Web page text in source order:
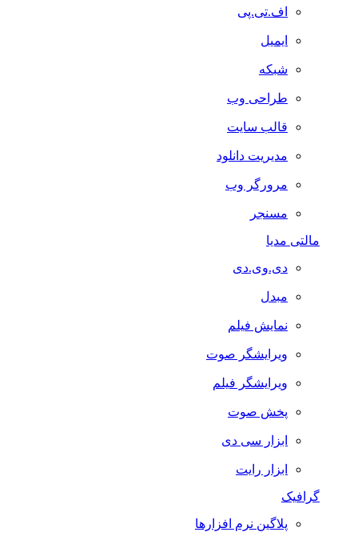
اف.تی.پی
ایمیل
شبکه
طراحی وب
قالب سایت
مدیریت دانلود
مرورگر وب
مسنجر
مالتی مدیا
دی.وی.دی
مبدل
نمایش فیلم
ویرایشگر صوت
ویرایشگر فیلم
پخش صوت
ابزار سی دی
ابزار رایت
گرافیک
پلاگین نرم افزارها